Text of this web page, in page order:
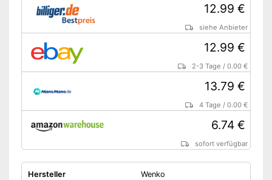
12.99 €
siehe Anbieter
12.99 €
2-3 Tage /0.00 €
13.79 €
4 Tage /0.00 €
6.74 €
sofort verfügbar
Hersteller
Wenko